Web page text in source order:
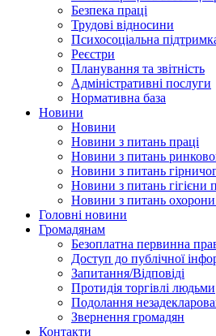
Безпека праці
Трудові відносини
Психосоціальна
Реєстри
Планування та звітність
Адміністративні послуги
Нормативна база
Новини
Новини
Новини з питань праці
Новини з питань
Новини з питань
Новини з питань гігієни
Новини з питань охорони
Головні новини
Громадянам
Безоплатна первинна
Доступ до публічної
Запитання/Відповіді
Протидія торгівлі людьми
Подолання
Звернення громадян
Контакти